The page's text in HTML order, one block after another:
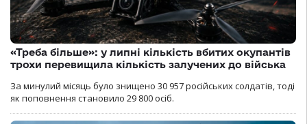
«Треба більше»: у липні кількість вбитих окупантів
трохи перевищила кількість залучених до війська
За минулий місяць було знищено 30 957 російських солдатів, тоді
як поповнення становило 29 800 осіб.